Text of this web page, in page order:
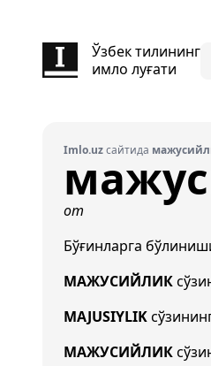
Ўзбек тилининг
имло луғати
Imlo.uzсайтида
от
Бўғинларга
МАЖУСИЙЛИК
MAJUSIYLIK
МАЖУСИЙЛИК